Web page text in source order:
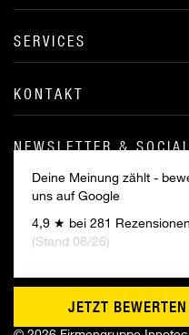
Deine Meinung zählt -
uns auf Google
4,9 ★ bei 281 Rezensionen
(Stand 06/26)
JETZT BEWERTEN
SERVICES
KONTAKT
NEWSLETTER &
Impressum AGB